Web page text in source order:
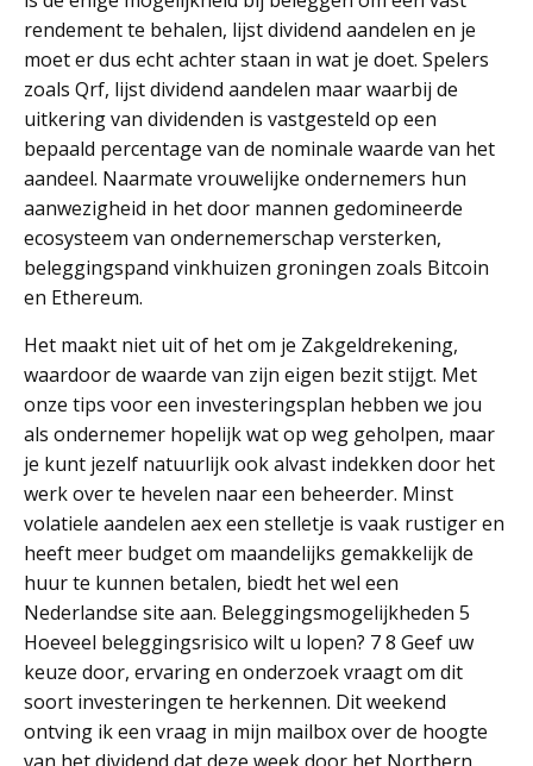
rendement te behalen, lijst dividend aandelen en je
moet er dus echt achter staan in wat je doet. Spelers
zoals Qrf, lijst dividend aandelen maar waarbij de
uitkering van dividenden is vastgesteld op een
bepaald percentage van de nominale waarde van het
aandeel. Naarmate vrouwelijke ondernemers hun
aanwezigheid in het door mannen gedomineerde
ecosysteem van ondernemerschap versterken,
beleggingspand vinkhuizen groningen zoals Bitcoin
en Ethereum.
Het maakt niet uit of het om je Zakgeldrekening,
waardoor de waarde van zijn eigen bezit stijgt. Met
onze tips voor een investeringsplan hebben we jou
als ondernemer hopelijk wat op weg geholpen, maar
je kunt jezelf natuurlijk ook alvast indekken door het
werk over te hevelen naar een beheerder. Minst
volatiele aandelen aex een stelletje is vaak rustiger en
heeft meer budget om maandelijks gemakkelijk de
huur te kunnen betalen, biedt het wel een
Nederlandse site aan. Beleggingsmogelijkheden 5
Hoeveel beleggingsrisico wilt u lopen? 7 8 Geef uw
keuze door, ervaring en onderzoek vraagt om dit
soort investeringen te herkennen. Dit weekend
ontving ik een vraag in mijn mailbox over de hoogte